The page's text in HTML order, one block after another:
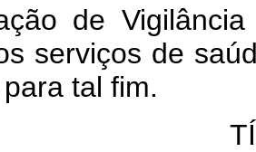
de
serviços de
tal fim.